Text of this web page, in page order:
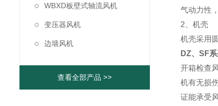
WBXD板壁式轴流风机
变压器风机
边墙风机
查看全部产品 >>
气动力性
2、机壳
机壳采用
DZ、SF
开箱检查
机有无损
证能承受